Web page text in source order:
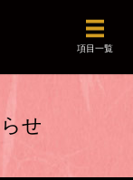
メニュ
項目一覧
せ